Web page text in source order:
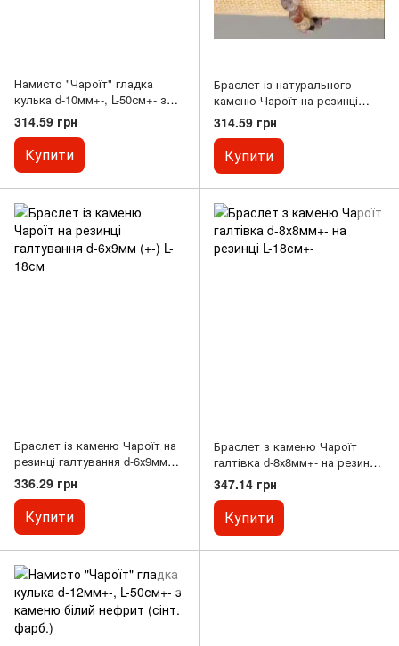
Намисто "Чароїт" гладка
кулька d-10мм+-, L-50см+- з
каменю білий нефрит (сінт.
фарб.)
314.59 грн
Купити
Браслет із натурального
каменю Чароїт на резинці
галтування d-9х7(+-)мм обхват
18см
314.59 грн
Купити
Браслет із каменю Чароїт на
резинці галтування d-6х9мм
(+-) L-18см
336.29 грн
Купити
Браслет з каменю Чароїт
галтівка d-8х8мм+- на резинці
L-18см+-
347.14 грн
Купити